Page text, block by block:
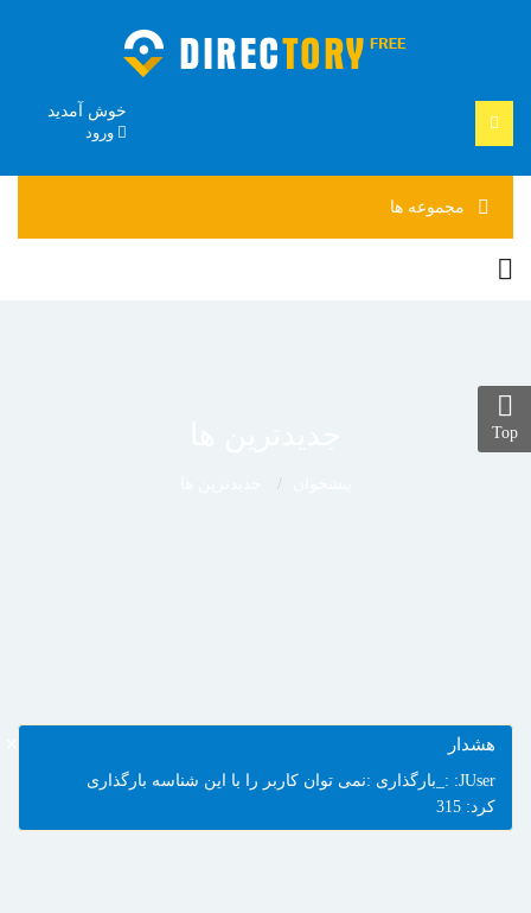
خوش آمدید
ورود
مجموعه ها
هشدار
JUser: :_بارگذاری :نمی توان کاربر را با این شناسه بارگذاری
کرد: 315
Top